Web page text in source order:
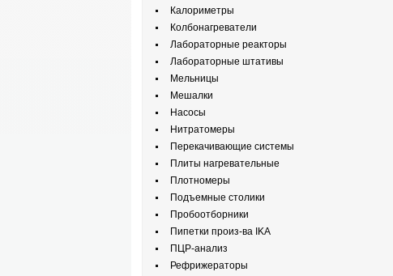
Калориметры
Колбонагреватели
Лабораторные реакторы
Лабораторные штативы
Мельницы
Мешалки
Насосы
Нитратомеры
Перекачивающие системы
Плиты нагревательные
Плотномеры
Подъемные столики
Пробоотборники
Пипетки произ-ва IKA
ПЦР-анализ
Рефрижераторы